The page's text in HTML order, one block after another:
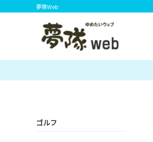
夢隊Web
ゴルフ